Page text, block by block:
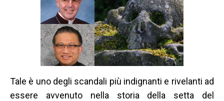
Tale è uno degli scandali più indignanti e rivelanti ad
essere avvenuto nella storia della setta del